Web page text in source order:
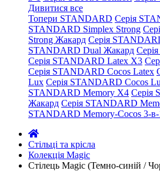
Дивитися все
Топери STANDARD Серія
STANDARD Simplex Strong
Strong Жакард Серія
STANDARD Dual Жакард
Серія STANDARD Latex X3
Серія STANDARD Cocos Latex
Lux Серія STANDARD Cocos
STANDARD Memory X4 Серія
Жакард Серія STANDARD
STANDARD Memory-Cocos 3-
Стільці та крісла
Колекція Magic
Стілець Magic (Темно-синій /